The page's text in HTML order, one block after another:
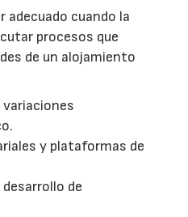
adecuado cuando la
procesos que
de un alojamiento
y plataformas de
de